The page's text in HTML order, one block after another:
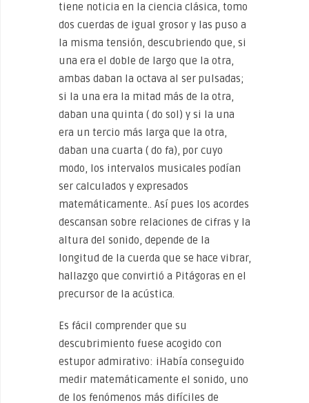
tiene noticia en la ciencia clásica, tomo
dos cuerdas de igual grosor y las puso a
la misma tensión, descubriendo que, si
una era el doble de largo que la otra,
ambas daban la octava al ser pulsadas;
si la una era la mitad más de la otra,
daban una quinta ( do sol) y si la una
era un tercio más larga que la otra,
daban una cuarta ( do fa), por cuyo
modo, los intervalos musicales podían
ser calculados y expresados
matemáticamente.. Así pues los acordes
descansan sobre relaciones de cifras y la
altura del sonido, depende de la
longitud de la cuerda que se hace vibrar,
hallazgo que convirtió a Pitágoras en el
precursor de la acústica.
Es fácil comprender que su
descubrimiento fuese acogido con
estupor admirativo: iHabía conseguido
medir matemáticamente el sonido, uno
de los fenómenos más difíciles de